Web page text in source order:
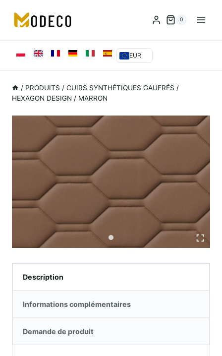
content
0
EUR
/ PRODUITS / CUIRS SYNTHÉTIQUES GAUFRÉS /
HEXAGON DESIGN / MARRON
Description
Informations complémentaires
Demande de produit